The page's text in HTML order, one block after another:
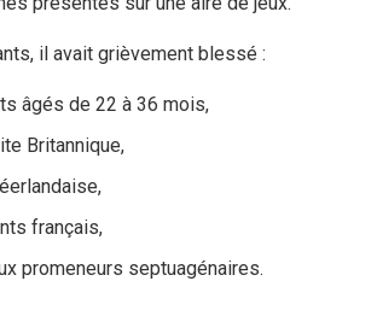
il avait grièvement blessé :
âgés de 22 à 36 mois,
Britannique,
français,
promeneurs septuagénaires.